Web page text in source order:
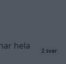
hela
2 svar